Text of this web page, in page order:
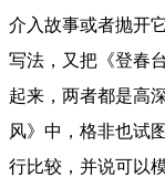
介入故事或者抛开
写法，又把《登春
起来，两者都是高
风》中，格非也试
行比较，并说可以